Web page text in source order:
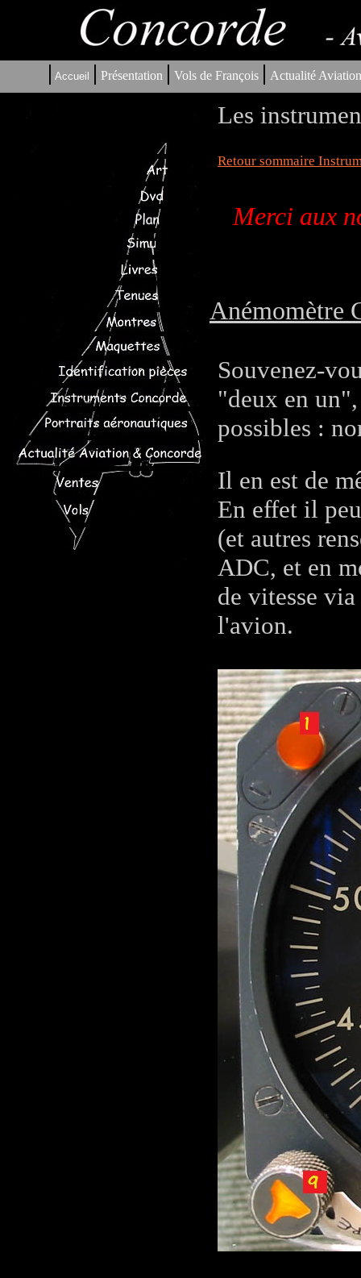
| Accueil | Présentation | Vols de François | Actualité
Les
Retour sommaire
Merci aux
Anémomètre
Souvenez-
"deux en
possibles :
Il en est de
En effet il
(et autres
ADC, et en
de vitesse
l'avion.